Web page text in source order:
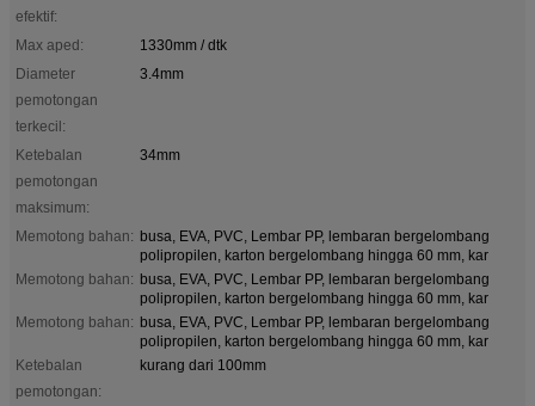
efektif:
Max aped:
1330mm / dtk
Diameter
pemotongan
terkecil:
3.4mm
Ketebalan
pemotongan
maksimum:
34mm
Memotong bahan: busa, EVA, PVC, Lembar PP, lembaran bergelombang
polipropilen, karton bergelombang hingga 60 mm, kar
Memotong bahan: busa, EVA, PVC, Lembar PP, lembaran bergelombang
polipropilen, karton bergelombang hingga 60 mm, kar
Memotong bahan: busa, EVA, PVC, Lembar PP, lembaran bergelombang
polipropilen, karton bergelombang hingga 60 mm, kar
Ketebalan
pemotongan:
kurang dari 100mm